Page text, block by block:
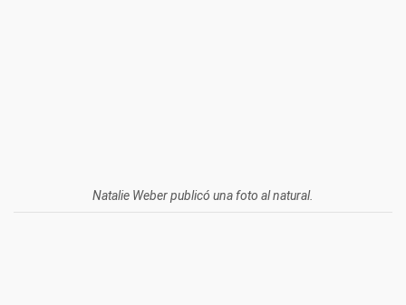
Natalie Weber publicó una foto al natural.